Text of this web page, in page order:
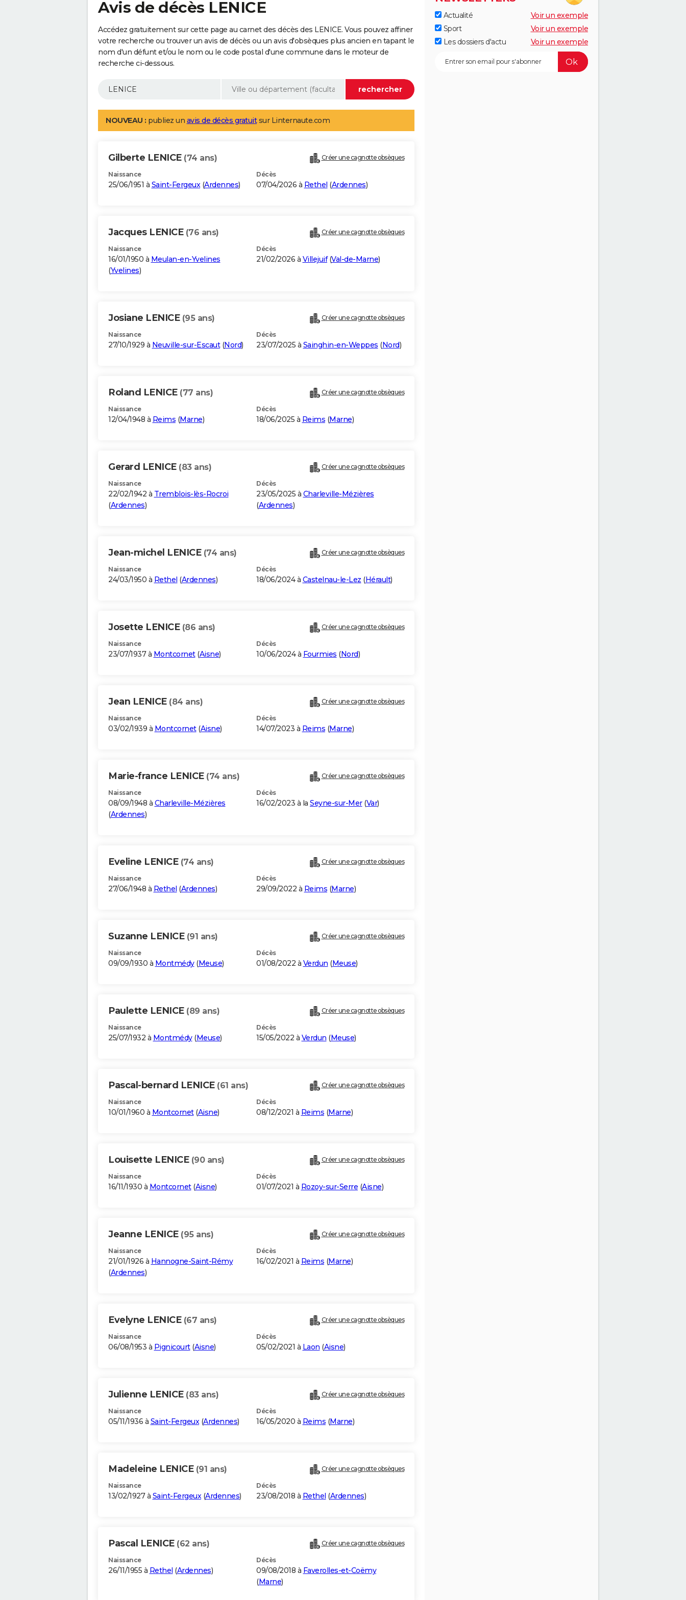
Avis de décès LENICE
Accédez gratuitement sur cette page au carnet des décès des LENICE. Vous pouvez affiner
votre recherche ou trouver un avis de décès ou un avis d'obsèques plus ancien en tapant le
nom d'un défunt et/ou le nom ou le code postal d'une commune dans le moteur de
recherche ci-dessous.
NOUVEAU : publiez un avis de décès gratuitsur Linternaute.com
Gilberte LENICE (74 ans) Créer une cagnotte obsèques
Naissance
25/06/1951 à Saint-Fergeux(Ardennes)
Décès
07/04/2026 à Rethel (Ardennes)
Jacques LENICE (76 ans) Créer une cagnotte obsèques
Naissance
16/01/1950 à Meulan-en-Yvelines
(Yvelines)
Décès
21/02/2026 à Villejuif(Val-de-Marne)
Josiane LENICE (95 ans) Créer une cagnotte obsèques
Naissance
27/10/1929 à Neuville-sur-Escaut(Nord)
Décès
23/07/2025 à Sainghin-en-Weppes (Nord)
Roland LENICE (77 ans) Créer une cagnotte obsèques
Naissance
12/04/1948 à Reims (Marne)
Décès
18/06/2025 à Reims (Marne)
Gerard LENICE (83 ans) Créer une cagnotte obsèques
Naissance
22/02/1942 à Tremblois-lès-Rocroi
(Ardennes)
Décès
23/05/2025 à Charleville-Mézières
(Ardennes)
Jean-michel LENICE (74 ans) Créer une cagnotte obsèques
Naissance
24/03/1950 à Rethel (Ardennes)
Décès
18/06/2024 à Castelnau-le-Lez (Hérault)
Josette LENICE (86 ans) Créer une cagnotte obsèques
Naissance
23/07/1937 à Montcornet(Aisne)
Décès
10/06/2024 à Fourmies (Nord)
Jean LENICE (84 ans) Créer une cagnotte obsèques
Naissance
03/02/1939 à Montcornet(Aisne)
Décès
14/07/2023 à Reims (Marne)
Marie-france LENICE (74 ans) Créer une cagnotte obsèques
Naissance
08/09/1948 à Charleville-Mézières
(Ardennes)
Décès
16/02/2023 à la Seyne-sur-Mer(Var)
Eveline LENICE (74 ans) Créer une cagnotte obsèques
Naissance
27/06/1948 à Rethel (Ardennes)
Décès
29/09/2022 à Reims (Marne)
Suzanne LENICE (91 ans) Créer une cagnotte obsèques
Naissance
09/09/1930 à Montmédy(Meuse)
Décès
01/08/2022 à Verdun (Meuse)
Paulette LENICE (89 ans) Créer une cagnotte obsèques
Naissance
25/07/1932 à Montmédy(Meuse)
Décès
15/05/2022 à Verdun (Meuse)
Pascal-bernard LENICE (61 ans) Créer une cagnotte obsèques
Naissance
10/01/1960 à Montcornet(Aisne)
Décès
08/12/2021 à Reims (Marne)
Louisette LENICE (90 ans) Créer une cagnotte obsèques
Naissance
16/11/1930 à Montcornet(Aisne)
Décès
01/07/2021 à Rozoy-sur-Serre (Aisne)
Jeanne LENICE (95 ans) Créer une cagnotte obsèques
Naissance
21/01/1926 à Hannogne-Saint-Rémy
(Ardennes)
Décès
16/02/2021 à Reims (Marne)
Evelyne LENICE (67 ans) Créer une cagnotte obsèques
Naissance
06/08/1953 à Pignicourt(Aisne)
Décès
05/02/2021 à Laon (Aisne)
Julienne LENICE (83 ans) Créer une cagnotte obsèques
Naissance
05/11/1936 à Saint-Fergeux(Ardennes)
Décès
16/05/2020 à Reims (Marne)
Madeleine LENICE (91 ans) Créer une cagnotte obsèques
Naissance
13/02/1927 à Saint-Fergeux(Ardennes)
Décès
23/08/2018 à Rethel (Ardennes)
Pascal LENICE (62 ans) Créer une cagnotte obsèques
Naissance
26/11/1955 à Rethel (Ardennes)
Décès
09/08/2018 à Faverolles-et-Coëmy
(Marne)
Actualité
Voir un exemple
Sport
Voir un exemple
Les dossiers d'actu
Voir un exemple